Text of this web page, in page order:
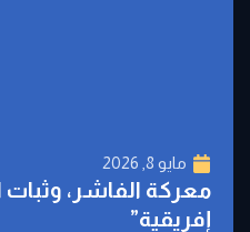
مايو 8, 2026
معركة الفاشر، وثبات
إفريقية”